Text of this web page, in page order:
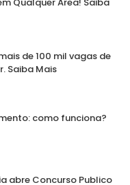
de 100 mil vagas de
Saiba Mais
como funciona?
abre Concurso Publico